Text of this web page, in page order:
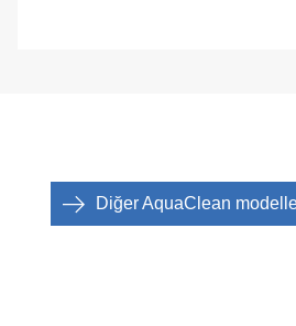
Diğer AquaClean